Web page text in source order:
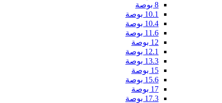
8 بوصة
10.1 بوصة
10.4 بوصة
11.6 بوصة
12 بوصة
12.1 بوصة
13.3 بوصة
15 بوصة
15.6 بوصة
17 بوصة
17.3 بوصة